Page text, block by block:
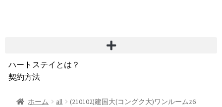
ハートステイとは？
契約方法
サービス費用
ホーム all (210102)建国大(コングク大)ワンルームz6